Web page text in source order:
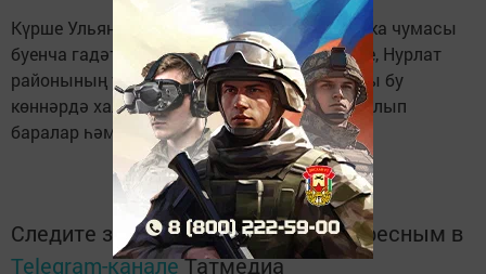
Күрше Ульян өлкәсендә дуңгызларда Африка чумасы
буенча гадәттә тыш режим кертелү сәбәпле, Нурлат
районының участок ветеринария табиблары бу
көннәрдә халык арасында аңлату эшләре алып
баралар һәм белешмәлекләр тараталар.
Следите за самым важным и интересным в
Telegram-канале Татмедиа